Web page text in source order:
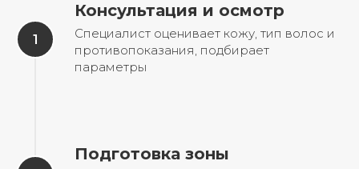
Консультация и осмотр
Специалист оценивает кожу, тип волос и
противопоказания, подбирает
параметры
Подготовка зоны